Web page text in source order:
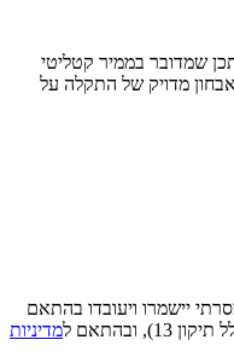
שמדובר בממיר קטליטי
מדויק של התקלה על
יישמרו ויעובדו בהתאם
מדיניות